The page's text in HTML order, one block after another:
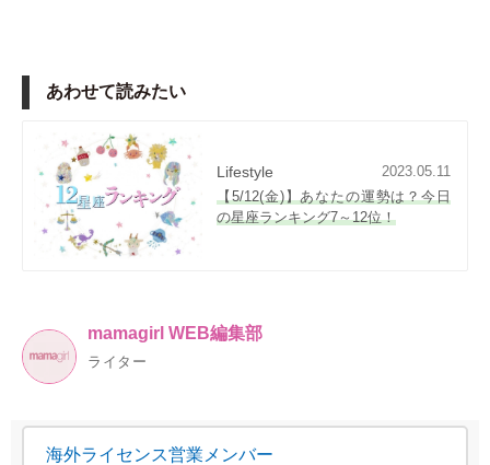
あわせて読みたい
Lifestyle
2023.05.11
【5/12(金)】あなたの運勢は？今日
の星座ランキング7～12位！
mamagirl WEB編集部
ライター
海外ライセンス営業メンバー